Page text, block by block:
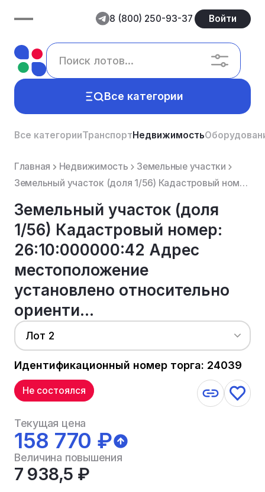
8 (800) 250-93-37 Войти
Все категории
Все категорииТранспортНедвижимость
Главная Недвижимость
Земельные участки
Земельный участок (доля 1/56) Кадастровый номер: 26:10:000000:42 Адрес местоположение установлено ...
Земельный участок (доля
1/56) Кадастровый номер:
26:10:000000:42 Адрес
местоположение
установлено относительно
ориенти...
Лот 2
Идентификационный номер торга: 24039
Не состоялся
Текущая цена
158 770 ₽
Величина повышения
7 938,5 ₽